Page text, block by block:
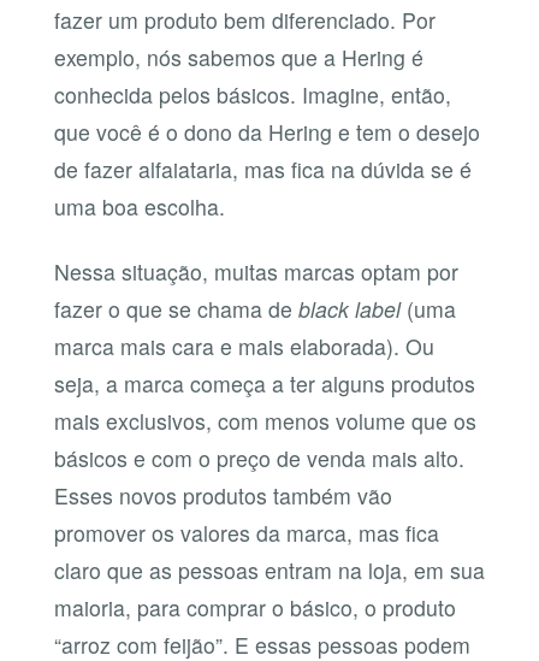
fazer um produto bem diferenciado. Por
exemplo, nós sabemos que a Hering é
conhecida pelos básicos. Imagine, então,
que você é o dono da Hering e tem o desejo
de fazer alfaiataria, mas fica na dúvida se é
uma boa escolha.
Nessa situação, muitas marcas optam por
fazer o que se chama de black label(uma
marca mais cara e mais elaborada). Ou
seja, a marca começa a ter alguns produtos
mais exclusivos, com menos volume que os
básicos e com o preço de venda mais alto.
Esses novos produtos também vão
promover os valores da marca, mas fica
claro que as pessoas entram na loja, em sua
maioria, para comprar o básico, o produto
“arroz com feijão”. E essas pessoas podem